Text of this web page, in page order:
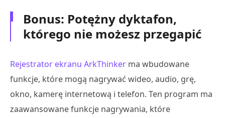
Bonus: Potężny dyktafon,
którego nie możesz przegapić
Rejestrator ekranu ArkThinker ma wbudowane
funkcje, które mogą nagrywać wideo, audio, grę,
okno, kamerę internetową i telefon. Ten program ma
zaawansowane funkcje nagrywania, które